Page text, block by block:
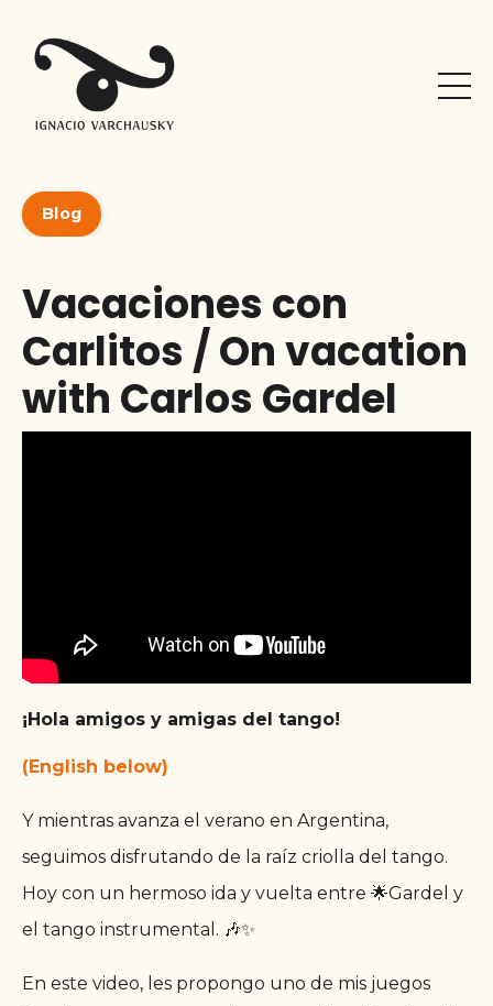
Blog
Vacaciones con
Carlitos / On vacation
with Carlos Gardel
¡Hola amigos y amigas del tango!
(English below)
Y mientras avanza el verano en Argentina,
seguimos disfrutando de la raíz criolla del tango.
Hoy con un hermoso ida y vuelta entre 🌟Gardel y
el tango instrumental. 🎶✨
En este video, les propongo uno de mis juegos